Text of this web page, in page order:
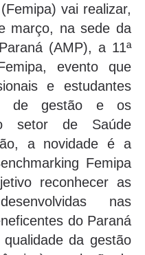
vai realizar,
março, na sede da
(AMP), a 11ª
evento que
e estudantes
de gestão e os
setor de Saúde
a novidade é a
Femipa
reconhecer as
nas
do Paraná
da gestão